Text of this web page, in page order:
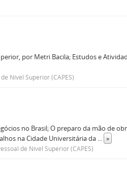
por Metri Bacila; Estudos e
Nível Superior (CAPES)
no Brasil; O preparo da mão de
na Cidade Universitária da ... »
de Nível Superior (CAPES)